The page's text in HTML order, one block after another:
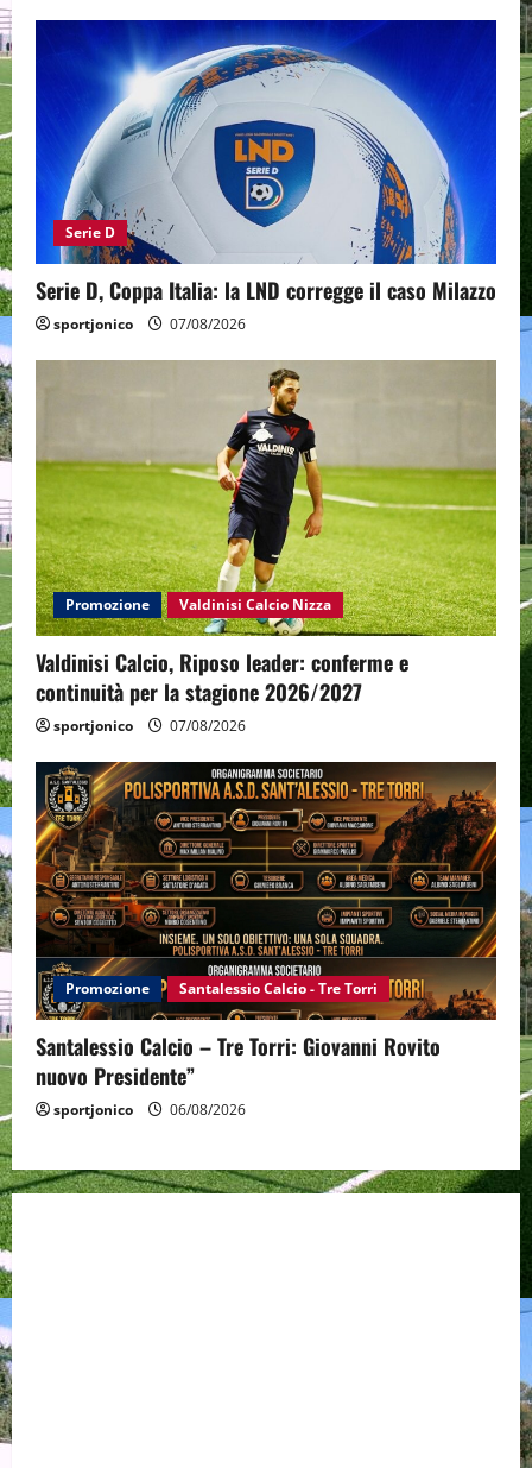
Serie D
Serie D, Coppa Italia: la LND corregge il caso Milazzo
sportjonico 07/08/2026
Promozione Valdinisi Calcio Nizza
Valdinisi Calcio, Riposo leader: conferme e
continuità per la stagione 2026/2027
sportjonico 07/08/2026
Promozione Santalessio Calcio - Tre Torri
Santalessio Calcio – Tre Torri: Giovanni Rovito
nuovo Presidente”
sportjonico 06/08/2026